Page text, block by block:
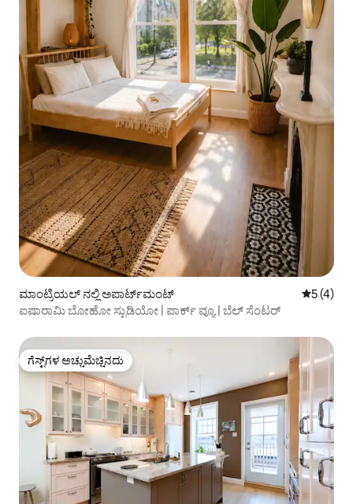
ಮಾಂಟ್ರಿಯಲ್ ನಲ್ಲಿ ಅಪಾರ್ಟ್‌ಮಂಟ್ 5 ರಲ್ಲಿ 5
5 (4)
ಐಷಾರಾಮಿ ಬೋಹೋ ಸ್ಟುಡಿಯೋ | ಪಾರ್ಕ್ ವ್ಯೂ | ಬೆಲ್ ಸೆಂಟರ್
ಗೆಸ್ಟ್‌ಗಳ ಅಚ್ಚುಮೆಚ್ಚಿನದು
ಗೆಸ್ಟ್‌ಗಳ ಅಚ್ಚುಮೆಚ್ಚಿನದು